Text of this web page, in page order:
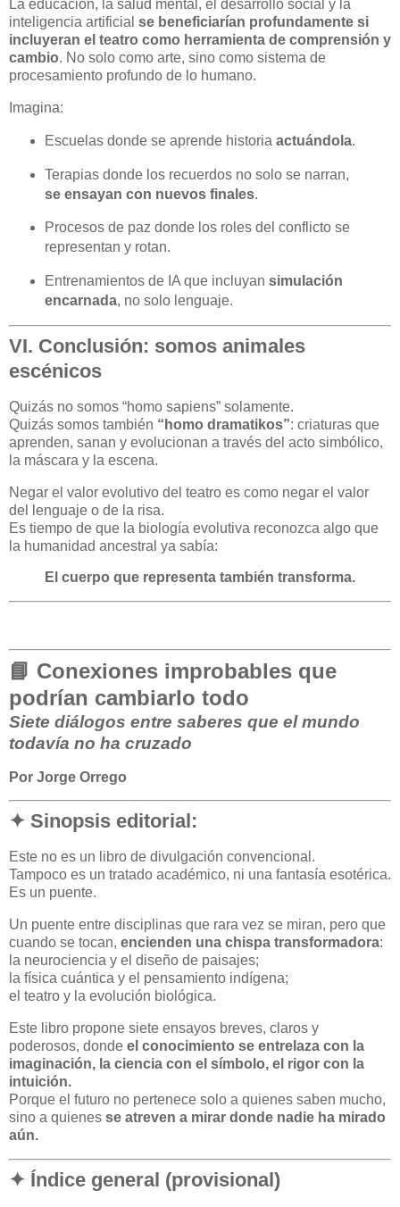
La educación, la salud mental, el desarrollo social y la
inteligencia artificial se beneficiarían profundamente si
incluyeran el teatro como herramienta de comprensión y
cambio. No solo como arte, sino como sistema de
procesamiento profundo de lo humano.
Imagina:
Escuelas donde se aprende historia actuándola.
Terapias donde los recuerdos no solo se narran,
se ensayan con nuevos finales.
Procesos de paz donde los roles del conflicto se
representan y rotan.
Entrenamientos de IA que incluyan simulación
encarnada, no solo lenguaje.
VI. Conclusión: somos animales
escénicos
Quizás no somos “homo sapiens” solamente.
Quizás somos también “homo dramatikos”: criaturas que
aprenden, sanan y evolucionan a través del acto simbólico,
la máscara y la escena.
Negar el valor evolutivo del teatro es como negar el valor
del lenguaje o de la risa.
Es tiempo de que la biología evolutiva reconozca algo que
la humanidad ancestral ya sabía:
El cuerpo que representa también transforma.
📘 Conexiones improbables que
podrían cambiarlo todo
Siete diálogos entre saberes que el mundo
todavía no ha cruzado
Por Jorge Orrego
✦ Sinopsis editorial:
Este no es un libro de divulgación convencional.
Tampoco es un tratado académico, ni una fantasía esotérica.
Es un puente.
Un puente entre disciplinas que rara vez se miran, pero que
cuando se tocan, encienden una chispa transformadora:
la neurociencia y el diseño de paisajes;
la física cuántica y el pensamiento indígena;
el teatro y la evolución biológica.
Este libro propone siete ensayos breves, claros y
poderosos, donde el conocimiento se entrelaza con la
imaginación, la ciencia con el símbolo, el rigor con la
intuición.
Porque el futuro no pertenece solo a quienes saben mucho,
sino a quienes se atreven a mirar donde nadie ha mirado
aún.
✦ Índice general (provisional)